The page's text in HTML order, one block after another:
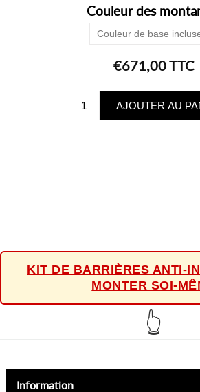
Couleur des
€671,00 TTC
KIT DE BARRIÈRES ANTI-
MONTER SOI-
👆
Information